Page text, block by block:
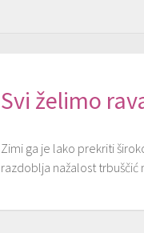
Svi želimo
Zimi ga je lako prekriti
razdoblja nažalost trbuščić